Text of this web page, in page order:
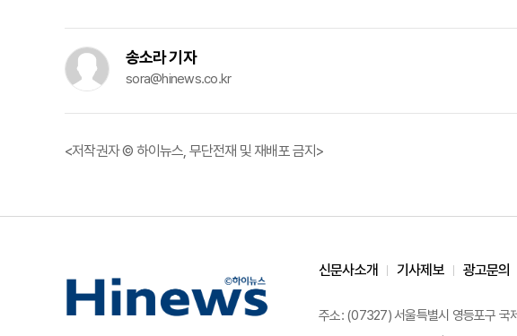
송소라 기자
sora@hinews.co.kr
<저작권자 © 하이뉴스, 무단전재 및 재배포 금지>
신문사소개 기사제보 광고문의
주소: (07327) 서울특별시 영등포구